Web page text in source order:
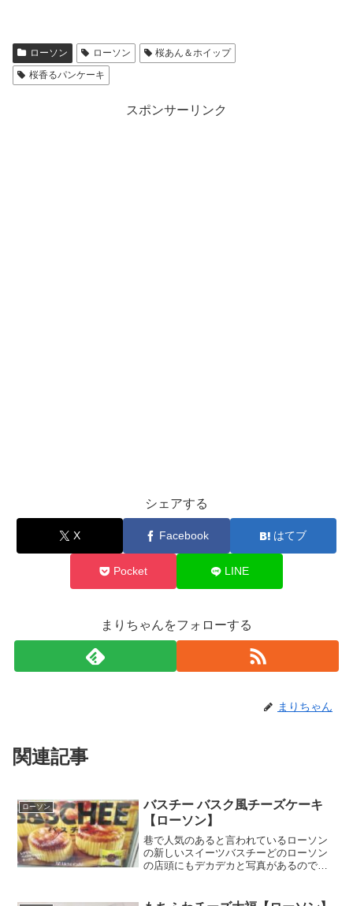
ローソン ローソン
桜あん＆ホイップ
桜香るパンケーキ
スポンサーリンク
シェアする
X Facebook はてブ
Pocket LINE
まりちゃんをフォローする
まりちゃん
関連記事
ローソン
バスチー バスク風チーズケーキ
【ローソン】
巷で人気のあると言われているローソン
の新しいスイーツバスチーどのローソン
の店頭にもデカデカと写真があるのでそ
ず・・・ずっと食べずに避けてましたｗ